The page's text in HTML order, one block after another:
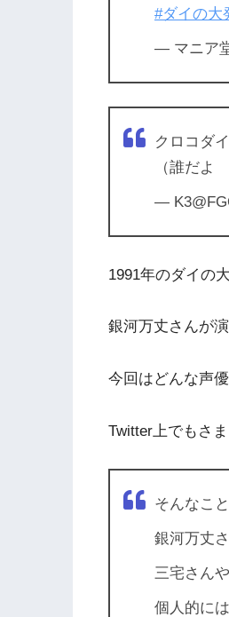
#ダイの大
— マニア
クロコダ
（誰だよ
—
1991年のダイの
銀河万丈さんが
今回はどんな声
Twitter上でもさ
そんなこ
銀河万丈
三宅さん
個人的に